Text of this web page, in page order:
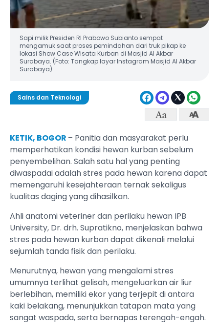
Sapi milik Presiden RI Prabowo Subianto sempat
mengamuk saat proses pemindahan dari truk pikap ke
lokasi Show Case Wisata Kurban di Masjid Al Akbar
Surabaya. (Foto: Tangkap layar Instagram Masjid Al Akbar
Surabaya)
Sains dan Teknologi
KETIK, BOGOR – Panitia dan masyarakat perlu
memperhatikan kondisi hewan kurban sebelum
penyembelihan. Salah satu hal yang penting
diwaspadai adalah stres pada hewan karena dapat
memengaruhi kesejahteraan ternak sekaligus
kualitas daging yang dihasilkan.
Ahli anatomi veteriner dan perilaku hewan IPB
University, Dr. drh. Supratikno, menjelaskan bahwa
stres pada hewan kurban dapat dikenali melalui
sejumlah tanda fisik dan perilaku.
Menurutnya, hewan yang mengalami stres
umumnya terlihat gelisah, mengeluarkan air liur
berlebihan, memiliki ekor yang terjepit di antara
kaki belakang, menunjukkan tatapan mata yang
sangat waspada, serta bernapas terengah-engah.